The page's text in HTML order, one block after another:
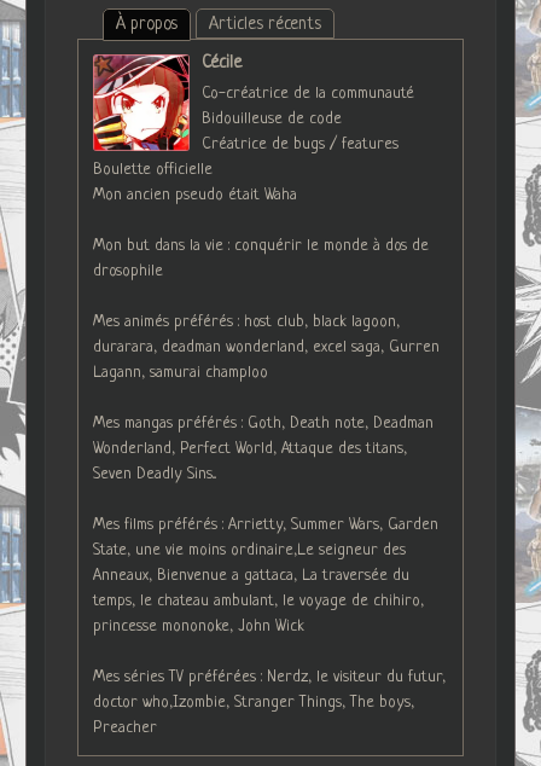
À propos
Articles récents
Cécile
Co-créatrice de la communauté
Bidouilleuse de code
Créatrice de bugs / features
Boulette officielle
Mon ancien pseudo était Waha
Mon but dans la vie : conquérir le monde à dos de
drosophile
Mes animés préférés : host club, black lagoon,
durarara, deadman wonderland, excel saga, Gurren
Lagann, samurai champloo
Mes mangas préférés : Goth, Death note, Deadman
Wonderland, Perfect World, Attaque des titans,
Seven Deadly Sins...
Mes films préférés : Arrietty, Summer Wars, Garden
State, une vie moins ordinaire,Le seigneur des
Anneaux, Bienvenue a gattaca, La traversée du
temps, le chateau ambulant, le voyage de chihiro,
princesse mononoke, John Wick
Mes séries TV préférées : Nerdz, le visiteur du futur,
doctor who,Izombie, Stranger Things, The boys,
Preacher